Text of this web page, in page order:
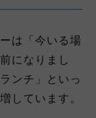
は「今いる場
になりまし
ンチ」といっ
しています。